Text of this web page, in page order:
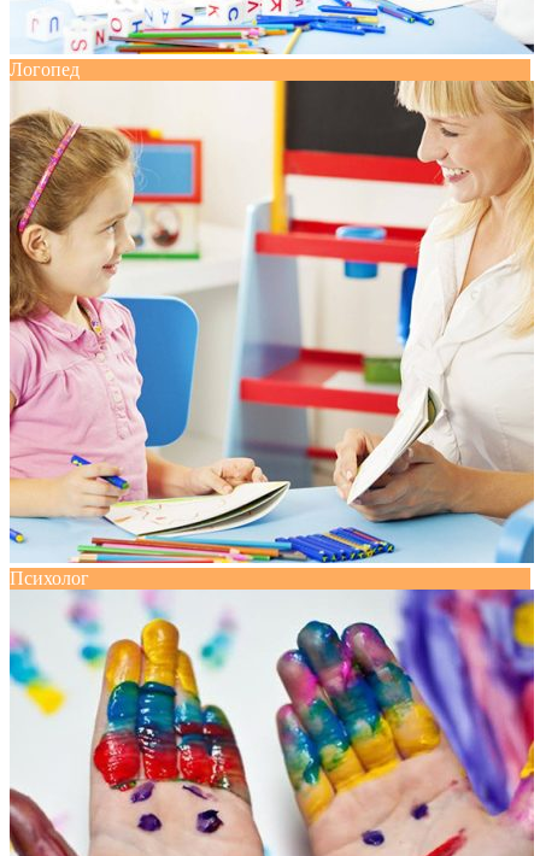
Логопед
Психолог